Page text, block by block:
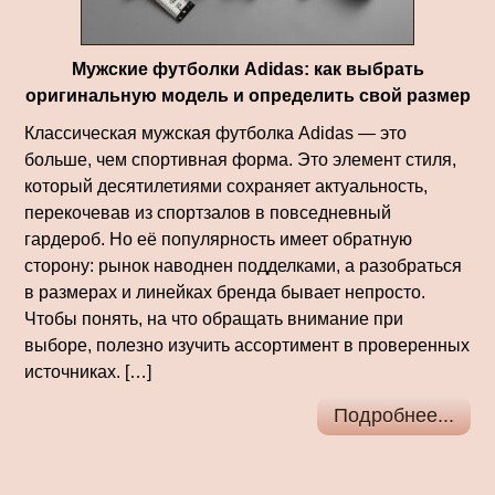
Мужские футболки Adidas: как выбрать
оригинальную модель и определить свой размер
Классическая мужская футболка Adidas — это
больше, чем спортивная форма. Это элемент стиля,
который десятилетиями сохраняет актуальность,
перекочевав из спортзалов в повседневный
гардероб. Но её популярность имеет обратную
сторону: рынок наводнен подделками, а разобраться
в размерах и линейках бренда бывает непросто.
Чтобы понять, на что обращать внимание при
выборе, полезно изучить ассортимент в проверенных
источниках. […]
Подробнее...